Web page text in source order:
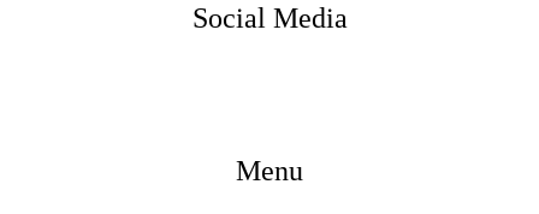
Social Media
Menu